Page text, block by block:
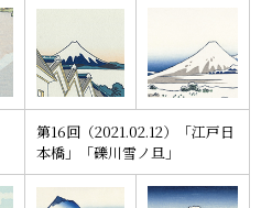
第16回（2021.02.12）「江戸日
本橋」「礫川雪ノ旦」